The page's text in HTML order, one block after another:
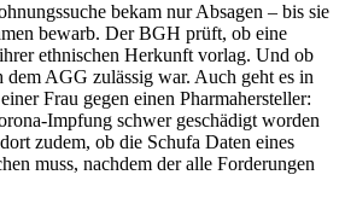
bekam nur Absagen – bis sie
bewarb. Der BGH prüft, ob eine
ethnischen Herkunft vorlag. Und ob
dem AGG zulässig war. Auch geht es in
Frau gegen einen Pharmahersteller:
Impfung schwer geschädigt worden
zudem, ob die Schufa Daten eines
muss, nachdem der alle Forderungen